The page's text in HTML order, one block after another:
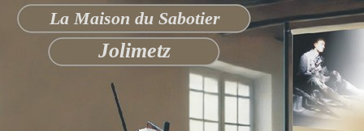
La Maison du Sabotier
Jolimetz